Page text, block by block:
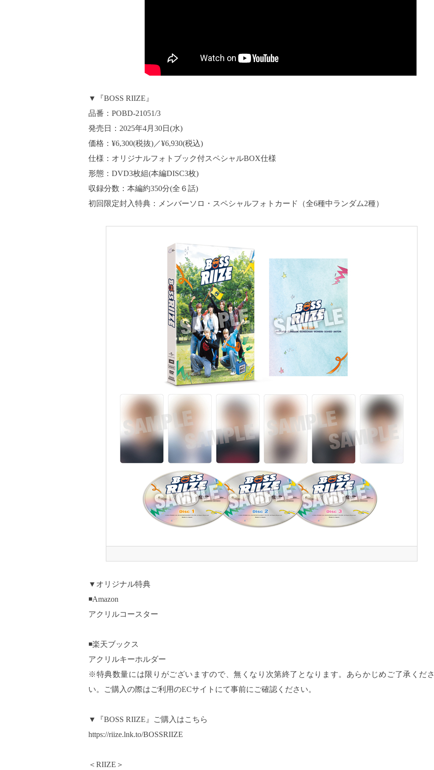
▼『BOSS RIIZE』
品番：POBD-21051/3
発売日：2025年4月30日(水)
価格：¥6,300(税抜)／¥6,930(税込)
仕様：オリジナルフォトブック付スペシャルBOX仕様
形態：DVD3枚組(本編DISC3枚)
収録分数：本編約350分(全６話)
初回限定封入特典：メンバーソロ・スペシャルフォトカード（全6種中ランダム2種）
▼オリジナル特典
◾️Amazon
アクリルコースター
◾️楽天ブックス
アクリルキーホルダー
※特典数量には限りがございますので、無くなり次第終了となります。あらかじめご了承くださ
い。ご購入の際はご利用のECサイトにて事前にご確認ください。
▼『BOSS RIIZE』ご購入はこちら
https://riize.lnk.to/BOSSRIIZE
＜RIIZE＞